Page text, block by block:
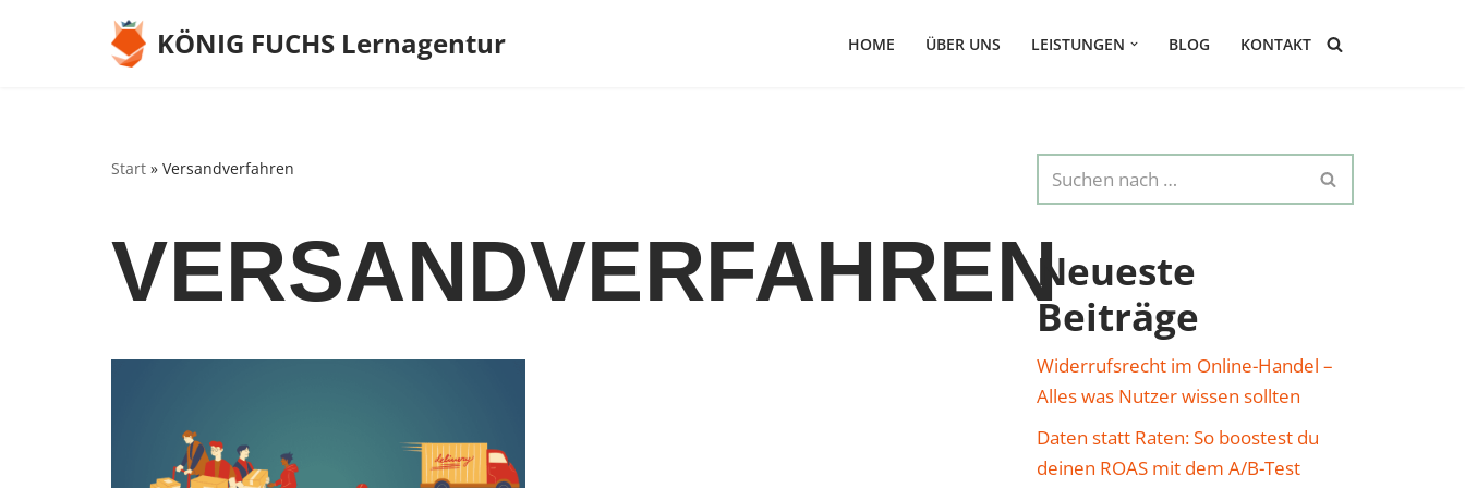
KÖNIG FUCHS Lernagentur HOME ÜBER UNS LEISTUNGEN BLOG KONTAKT
Start » Versandverfahren
VERSANDVERFAHRENNeueste
Beiträge
Widerrufsrecht im Online-Handel –
Alles was Nutzer wissen sollten
Daten statt Raten: So boostest du
deinen ROAS mit dem A/B-Test